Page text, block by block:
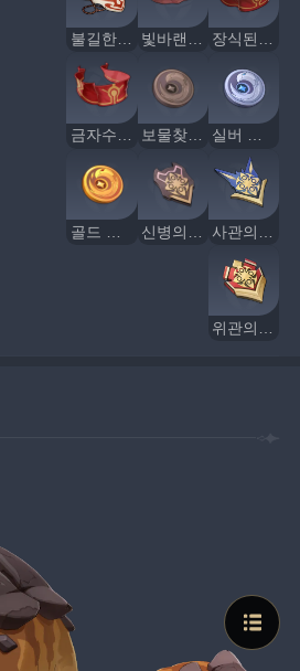
불길한 가면 빛바랜 붉은 비단 장식된 붉은 비단
금자수 붉은 비단 보물찾기 까마귀 휘장 실버 까마귀 휘장
위관의 휘장